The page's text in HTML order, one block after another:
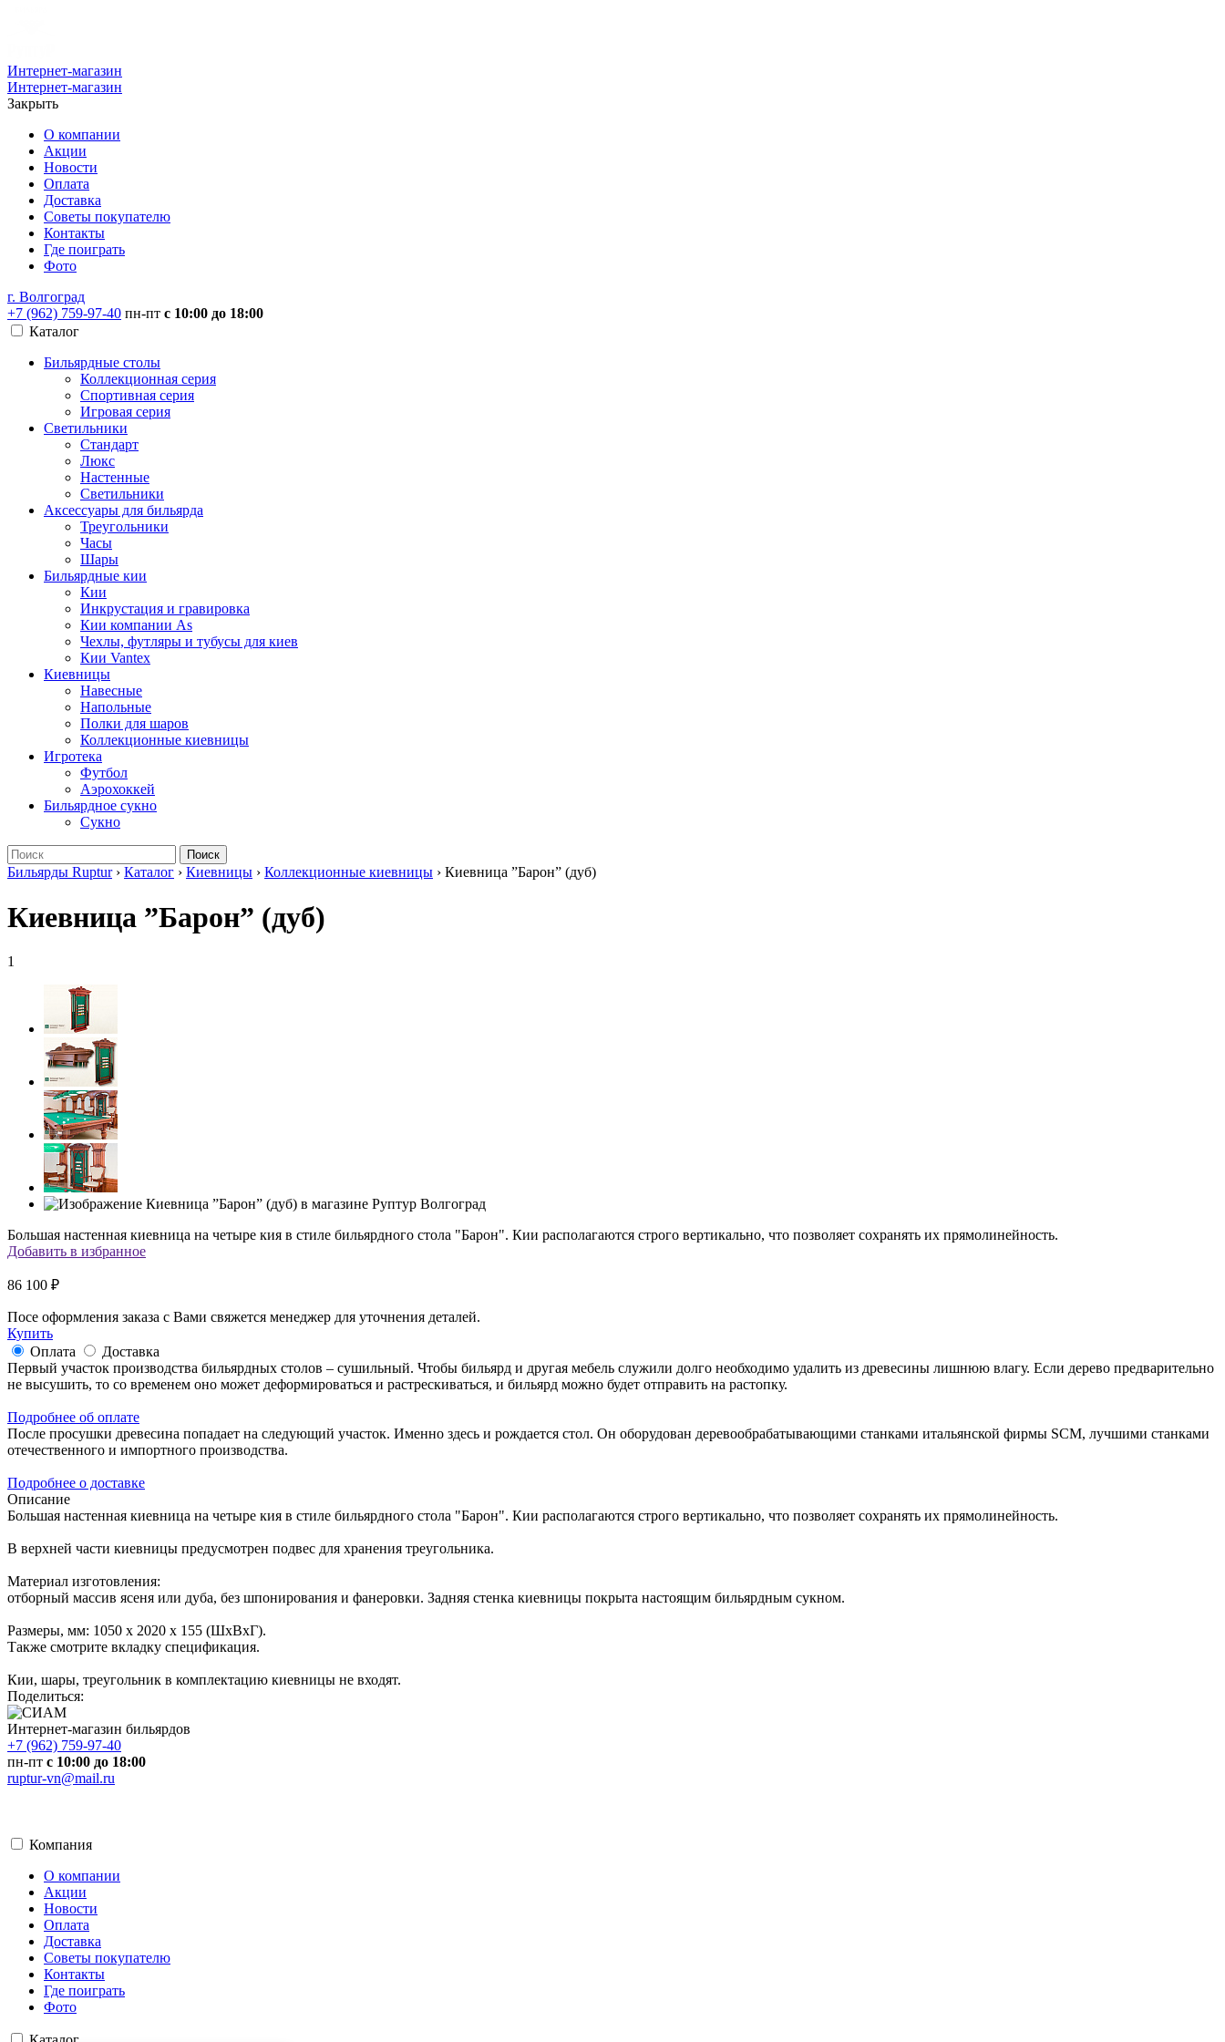
Интернет-магазин
Интернет-магазин
Закрыть
О компании
Акции
Новости
Оплата
Доставка
Советы покупателю
Контакты
Где поиграть
Фото
г. Волгоград
+7 (962) 759-97-40 пн-пт с 10:00 до 18:00
Каталог
Бильярдные столы
Коллекционная серия
Спортивная серия
Игровая серия
Светильники
Стандарт
Люкс
Настенные
Светильники
Аксессуары для бильярда
Треугольники
Часы
Шары
Бильярдные кии
Кии
Инкрустация и гравировка
Кии компании As
Чехлы, футляры и тубусы для киев
Кии Vantex
Киевницы
Навесные
Напольные
Полки для шаров
Коллекционные киевницы
Игротека
Футбол
Аэрохоккей
Бильярдное сукно
Сукно
Поиск
Бильярды Ruptur› Каталог › Киевницы › Коллекционные киевницы › Киевница ”Барон” (дуб)
Киевница ”Барон” (дуб)
1
Большая настенная киевница на четыре кия в стиле бильярдного стола "Барон". Кии располагаются строго вертикально, что позволяет сохранять их прямолинейность.
Добавить в избранное
86 100 ₽
Посе оформления заказа с Вами свяжется менеджер для уточнения деталей.
Купить
Оплата
Доставка
Первый участок производства бильярдных столов – сушильный. Чтобы бильярд и другая мебель служили долго необходимо удалить из древесины лишнюю влагу. Если дерево предварительно
не высушить, то со временем оно может деформироваться и растрескиваться, и бильярд можно будет отправить на растопку.
Подробнее об оплате
После просушки древесина попадает на следующий участок. Именно здесь и рождается стол. Он оборудован деревообрабатывающими станками итальянской фирмы SCM, лучшими станками
отечественного и импортного производства.
Подробнее о доставке
Описание
Большая настенная киевница на четыре кия в стиле бильярдного стола "Барон". Кии располагаются строго вертикально, что позволяет сохранять их прямолинейность.
В верхней части киевницы предусмотрен подвес для хранения треугольника.
Материал изготовления:
отборный массив ясеня или дуба, без шпонирования и фанеровки. Задняя стенка киевницы покрыта настоящим бильярдным сукном.
Размеры, мм: 1050 х 2020 х 155 (ШхВхГ).
Также смотрите вкладку спецификация.
Кии, шары, треугольник в комплектацию киевницы не входят.
Поделиться:
Интернет-магазин бильярдов
+7 (962) 759-97-40
пн-пт с 10:00 до 18:00
ruptur-vn@mail.ru
Компания
О компании
Акции
Новости
Оплата
Доставка
Советы покупателю
Контакты
Где поиграть
Фото